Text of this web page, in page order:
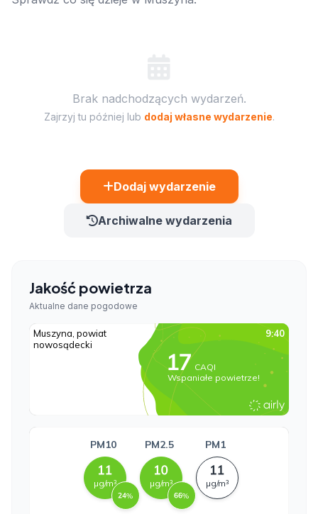
Brak nadchodzących wydarzeń.
Zajrzyj tu później lub dodaj własne wydarzenie.
Dodaj wydarzenie
Archiwalne wydarzenia
Jakość powietrza
Aktualne dane pogodowe